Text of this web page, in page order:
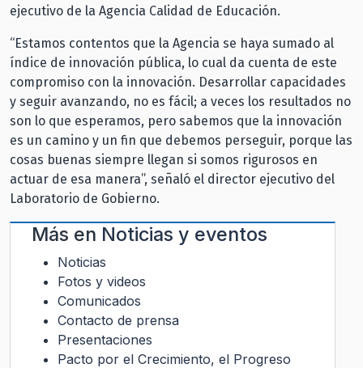
ejecutivo de la Agencia Calidad de Educación.
“Estamos contentos que la Agencia se haya sumado al
índice de innovación pública, lo cual da cuenta de este
compromiso con la innovación. Desarrollar capacidades
y seguir avanzando, no es fácil; a veces los resultados no
son lo que esperamos, pero sabemos que la innovación
es un camino y un fin que debemos perseguir, porque las
cosas buenas siempre llegan si somos rigurosos en
actuar de esa manera”, señaló el director ejecutivo del
Laboratorio de Gobierno.
Más en Noticias y eventos
Noticias
Fotos y videos
Comunicados
Contacto de prensa
Presentaciones
Pacto por el Crecimiento, el Progreso